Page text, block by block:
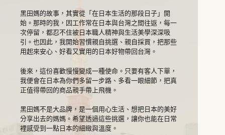
黑田媽的故事，其實從「在日本生活的那段日子」開
始。那時的我，因工作常在日本與台灣之間往返，每一
次停留，都忍不住被日本職人精神與生活美學深深吸
引。也因此，我開始習慣親自挑選、親自採買，把那些
用起來安心、好看又實用的日本好物帶回台灣。
後來，這份喜歡慢慢變成一種使命。只要有客人下單，
我便會在日本為你們多留一步路、多看一眼細節，把真
正值得帶回的商品親手帶上飛機。
黑田媽不是大品牌，是一個用心生活、想把日本的美好
分享出去的媽媽。希望透過這些挑選，讓你也能在日常
裡感受到一點日本的細緻與溫度。